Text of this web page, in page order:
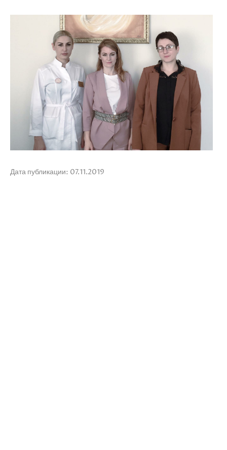
Дата публикации: 07.11.2019